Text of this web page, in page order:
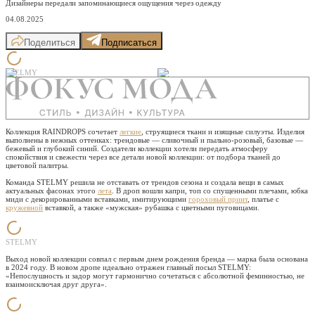
Дизайнеры передали запоминающиеся ощущения через одежду
04.08.2025
Поделиться Подписаться
STELMY
Коллекция RAINDROPS сочетает легкие , струящиеся ткани и изящные силуэты. Изделия
выполнены в нежных оттенках: трендовые — сливочный и пыльно-розовый, базовые —
бежевый и глубокий синий. Создатели коллекции хотели передать атмосферу
спокойствия и свежести через все детали новой коллекции: от подбора тканей до
цветовой палитры.
Команда STELMY решила не отставать от трендов сезона и создала вещи в самых
актуальных фасонах этого лета . В дроп вошли капри, топ со спущенными плечами, юбка
миди с декорированными вставками, имитирующими гороховый принт, платье с
кружевной вставкой, а также «мужская» рубашка с цветными пуговицами.
STELMY
Выход новой коллекции совпал с первым днем рождения бренда — марка была основана
в 2024 году. В новом дропе идеально отражен главный посыл STELMY:
«Непослушность и задор могут гармонично сочетаться с абсолютной феминностью, не
взаимоисключая друг друга».